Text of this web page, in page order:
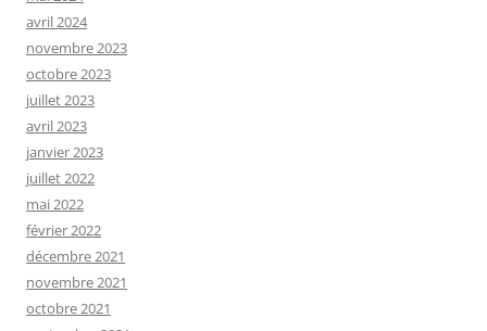
avril 2024
novembre 2023
octobre 2023
juillet 2023
avril 2023
janvier 2023
juillet 2022
mai 2022
février 2022
décembre 2021
novembre 2021
octobre 2021